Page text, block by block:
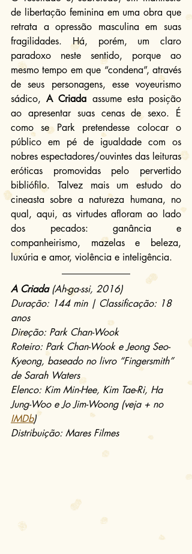
de libertação feminina em uma obra que
retrata a opressão masculina em suas
fragilidades. Há, porém, um claro
paradoxo neste sentido, porque ao
mesmo tempo em que “condena”, através
de seus personagens, esse voyeurismo
sádico, A Criada assume esta posição
ao apresentar suas cenas de sexo. É
como se Park pretendesse colocar o
público em pé de igualdade com os
nobres espectadores/ouvintes das leituras
eróticas promovidas pelo pervertido
bibliófilo. Talvez mais um estudo do
cineasta sobre a natureza humana, no
qual, aqui, as virtudes afloram ao lado
dos pecados: ganância e
companheirismo, mazelas e beleza,
luxúria e amor, violência e inteligência.
A Criada (Ah-ga-ssi, 2016)
Duração: 144 min | Classificação: 18
anos
Direção: Park Chan-Wook
Roteiro: Park Chan-Wook e Jeong Seo-
Kyeong, baseado no livro “Fingersmith”
de Sarah Waters
Elenco: Kim Min-Hee, Kim Tae-Ri, Ha
Jung-Woo e Jo Jim-Woong (veja + no
IMDb)
Distribuição: Mares Filmes